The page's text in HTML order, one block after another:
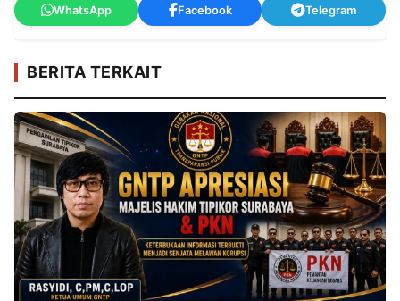
WhatsApp Facebook Telegram
BERITA TERKAIT